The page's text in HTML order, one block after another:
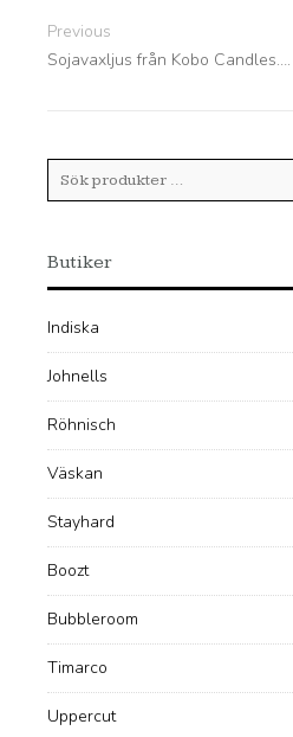
Previous
Sojavaxljus från Kobo Candles….
Butiker
Indiska
Johnells
Röhnisch
Väskan
Stayhard
Boozt
Bubbleroom
Timarco
Uppercut